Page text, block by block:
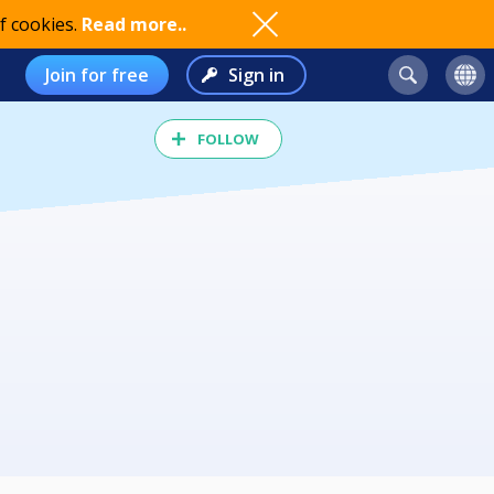
cookies. Read more..
Join for free Sign in
FOLLOW